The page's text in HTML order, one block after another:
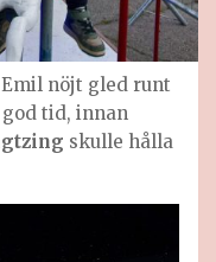
nöjt gled runt
tid, innan
skulle hålla